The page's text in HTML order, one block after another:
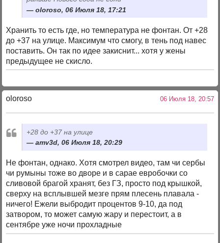
oloroso, 06 Июля 18, 17:21
Хранить то есть где, но температура не фонтан. От +28
до +37 на улице. Максимум что смогу, в тень под навес
поставить. Он так по идее закиснит... хотя у жены
предыдущее не скисло.
oloroso 06 Июля 18, 20:57
+28 до +37 на улице
amv3d, 06 Июля 18, 20:29
Не фонтан, однако. Хотя смотрел видео, там чи сербы
чи румыны тоже во дворе и в сарае евробочки со
сливовой брагой хранят, без ГЗ, просто под крышкой,
сверху на всплывшей мезге прям плесень плавала -
ничего! Ежели выбродит процентов 9-10, да под
затвором, то может самую жару и перестоит, а в
сентябре уже ночи прохладные